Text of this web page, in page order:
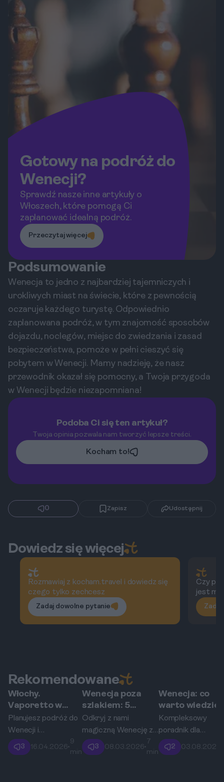
Gotowy na podróż do
Wenecji?
Sprawdź nasze inne artykuły o
Włoszech, które pomogą Ci
zaplanować idealną podróż.
Przeczytaj więcej
Podsumowanie
Wenecja to jedno z najbardziej tajemniczych i
urokliwych miast na świecie, które z pewnością
oczaruje każdego turystę. Odpowiednio
zaplanowana podróż, w tym znajomość sposobów
dojazdu, noclegów, miejsc do zwiedzania i zasad
bezpieczeństwa, pomoże w pełni cieszyć się
pobytem w Wenecji. Mamy nadzieję, że nasz
przewodnik okazał się pomocny, a Twoja przygoda
w Wenecji będzie niezapomniana!
Podoba Ci się ten artykuł?
Twoja opinia pozwala nam tworzyć lepsze treści.
Kocham to!
0 Zapisz Udostępnij
Dowiedz się więcej
Rozmawiaj z kocham.travel i dowiedz się
czego tylko zechcesz
Zadaj dowolne pytanie
Czy
jest
Rekomendowane
Wenecja
Włochy.
Vaporetto w
Wenecji – jak
poruszać się po
kanałach i nie
przepłacić?
Planujesz podróż do
Wenecji i
zastanawiasz się, jak
sprawnie poruszać
3 16.04.2026•
9
min
Wenecja
Wenecja poza
szlakiem: 5
ukrytych perełek,
które musisz
odkryć
Odkryj z nami
magiczną Wenecję z
dala od tłumów. Ten
przewodnik
3 08.03.2026•
7
min
Wenecja
Wenecja: co
warto wiedzieć
przed podróżą.
Kompleksowy
poradnik dla
niezależnych
podróżników
2 03.08.2026